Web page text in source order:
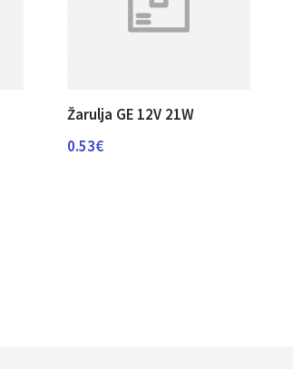
Žarulja GE 12V 21W
0.53€